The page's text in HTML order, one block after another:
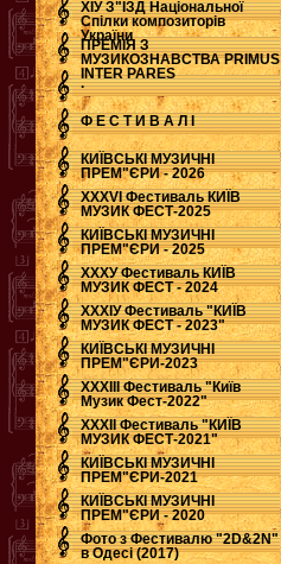
ХІУ З"ЇЗД Національної
Спілки композиторів
України
ПРЕМІЯ З
МУЗИКОЗНАВСТВА PRIMUS
INTER PARES
.
Ф Е С Т И В А Л І
КИЇВСЬКІ МУЗИЧНІ
ПРЕМ"ЄРИ - 2026
ХХХVI Фестиваль КИЇВ
МУЗИК ФЕСТ-2025
КИЇВСЬКІ МУЗИЧНІ
ПРЕМ"ЄРИ - 2025
ХХХУ Фестиваль КИЇВ
МУЗИК ФЕСТ - 2024
ХХХІУ Фестиваль "КИЇВ
МУЗИК ФЕСТ - 2023"
КИЇВСЬКІ МУЗИЧНІ
ПРЕМ"ЄРИ-2023
ХХХІІІ Фестиваль "Київ
Музик Фест-2022"
ХХХІІ Фестиваль "КИЇВ
МУЗИК ФЕСТ-2021"
КИЇВСЬКІ МУЗИЧНІ
ПРЕМ"ЄРИ-2021
КИЇВСЬКІ МУЗИЧНІ
ПРЕМ"ЄРИ - 2020
Фото з Фестивалю "2D&2N"
в Одесі (2017)